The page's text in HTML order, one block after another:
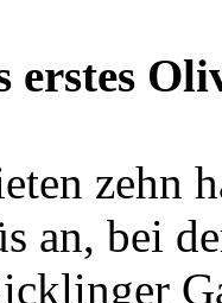
erstes
zehn
an, bei